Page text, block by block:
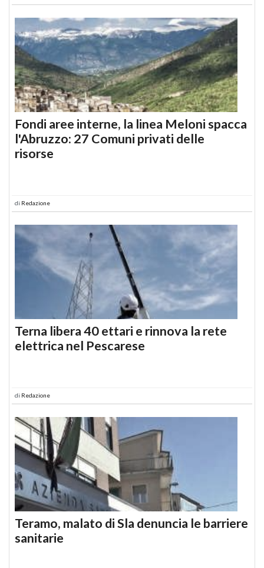
Fondi aree interne, la linea Meloni spacca
l'Abruzzo: 27 Comuni privati delle
risorse
di Redazione
Terna libera 40 ettari e rinnova la rete
elettrica nel Pescarese
di Redazione
Teramo, malato di Sla denuncia le barriere
sanitarie